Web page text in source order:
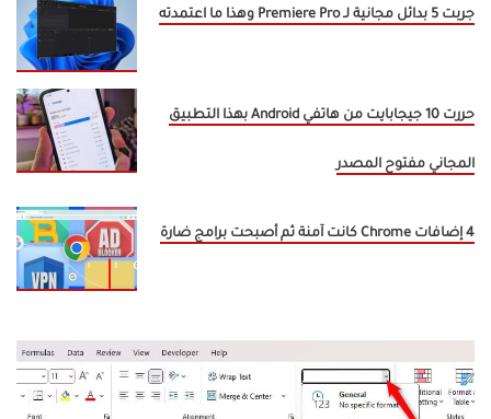
جربت 5 بدائل مجانية لـ Premiere Pro وهذا ما اعتمدته
حررت 10 جيجابايت من هاتفي Android بهذا التطبيق
المجاني مفتوح المصدر
4 إضافات Chrome كانت آمنة ثم أصبحت برامج ضارة